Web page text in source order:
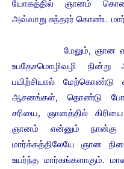
யோகத்தில் ஞானம்
அவ்வாறு சுந்தரர் கொண்ட
மேலும், ஞான
உபதேசமொழிவழி நின்று
பயிற்சியால் மேற்கொண்டு
ஆசனங்கள், தொண்டு
சரியை, ஞானத்தில்
ஞானம் என்னும் நான்கு
மார்க்கத்திலேயே ஞான
உயர்ந்த மார்கங்களாகும்.